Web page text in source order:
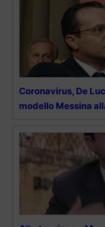
Coronavirus, De
modello Messina